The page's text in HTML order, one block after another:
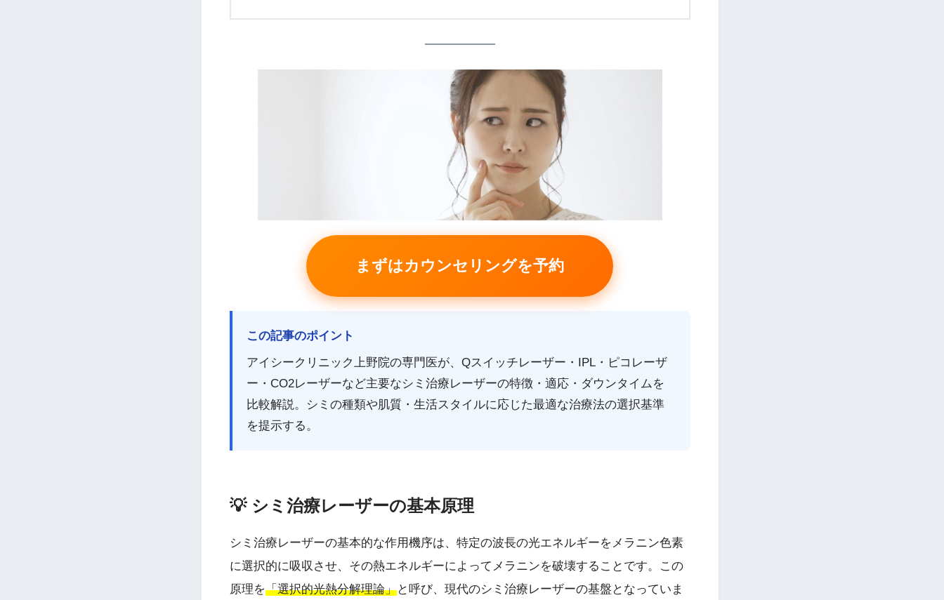
まずはカウンセリングを予約
この記事のポイント
アイシークリニック上野院の専門医が、Qスイッチレーザー・IPL・ピコレーザ
ー・CO2レーザーなど主要なシミ治療レーザーの特徴・適応・ダウンタイムを
比較解説。シミの種類や肌質・生活スタイルに応じた最適な治療法の選択基準
を提示する。
💡 シミ治療レーザーの基本原理
シミ治療レーザーの基本的な作用機序は、特定の波長の光エネルギーをメラニン色素
に選択的に吸収させ、その熱エネルギーによってメラニンを破壊することです。この
原理を「選択的光熱分解理論」と呼び、現代のシミ治療レーザーの基盤となっていま